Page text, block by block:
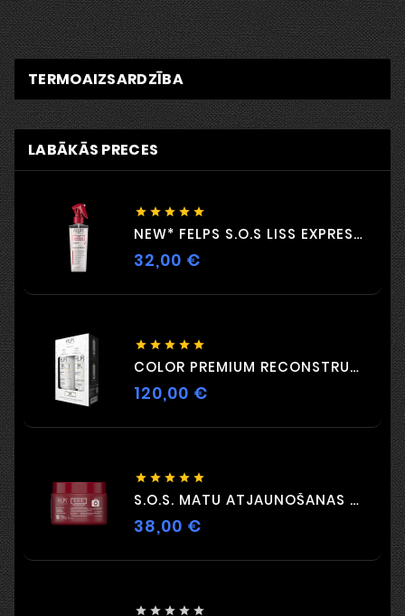
TERMOAIZSARDZĪBA
LABĀKĀS PRECES
    
NEW* FELPS S.O.S LISS EXPRESS 230 ML
32,00 €Cena
    
COLOR PREMIUM RECONSTRUCTION DUO 2 X 500ml
120,00 €Cena
    
S.O.S. MATU ATJAUNOŠANAS MASKA 300G
38,00 €Cena
    